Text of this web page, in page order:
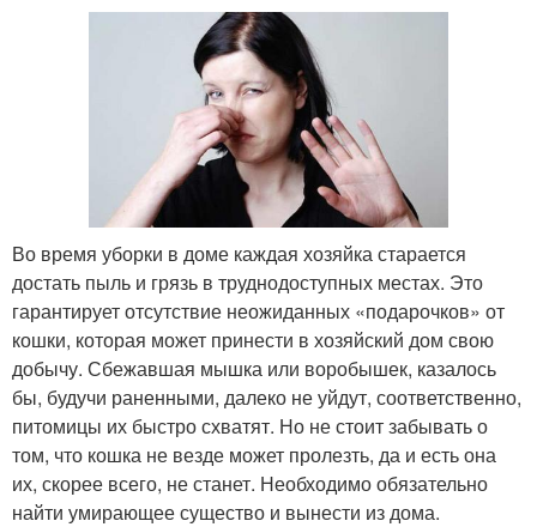
Во время уборки в доме каждая хозяйка старается
достать пыль и грязь в труднодоступных местах. Это
гарантирует отсутствие неожиданных «подарочков» от
кошки, которая может принести в хозяйский дом свою
добычу. Сбежавшая мышка или воробышек, казалось
бы, будучи раненными, далеко не уйдут, соответственно,
питомицы их быстро схватят. Но не стоит забывать о
том, что кошка не везде может пролезть, да и есть она
их, скорее всего, не станет. Необходимо обязательно
найти умирающее существо и вынести из дома.